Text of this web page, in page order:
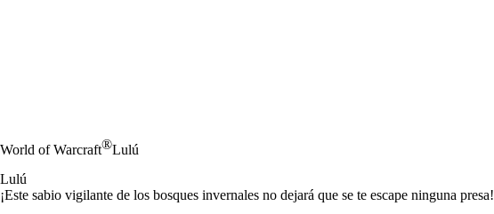
World of Warcraft®Lulú
Lulú
¡Este sabio vigilante de los bosques invernales no dejará que se te escape ninguna presa!